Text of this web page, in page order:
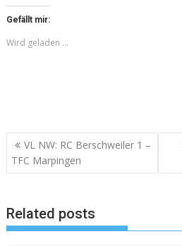
Gefällt mir:
Wird geladen …
Beitragsnavigation
VL NW: RC Berschweiler 1 –
TFC Marpingen
Related posts